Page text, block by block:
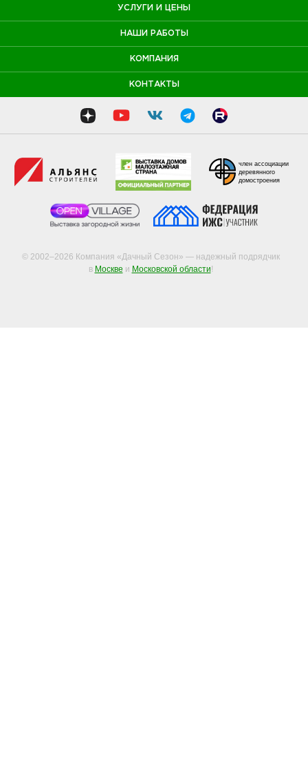
УСЛУГИ И ЦЕНЫ
НАШИ РАБОТЫ
КОМПАНИЯ
КОНТАКТЫ
© 2002–2026 Компания «Дачный Сезон» — надежный подрядчик
в Москве и Московской области!
член ассоциации
деревянного
домостроения